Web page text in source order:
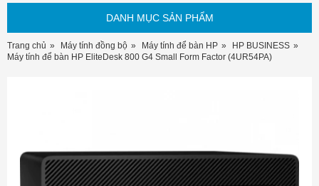
DANH MỤC SẢN PHẨM
Trang chủ Máy tính đồng bộ Máy tính để bàn HP
HP BUSINESS
Máy tính để bàn HP EliteDesk 800 G4 Small Form Factor (4UR54PA)